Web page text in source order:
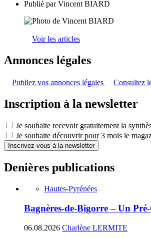
Publié parVincent BIARD
Voir les articles
Annonces légales
Publiez vos annonces légales Consultez
Inscription à la newsletter
Je souhaite recevoir gratuitement la
Je souhaite découvrir pour 3 mois le
Inscrivez-vous à la newsletter
Denières publications
Hautes-Pyrénées
Bagnères-de-Bigorre – Un
06.08.2026 Charlène LERMITE